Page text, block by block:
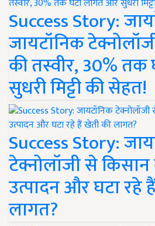
Success Story:
जायटॉनिक
की तस्वीर, 30%
सुधरी मिट्टी की सेहत!
Success Story:
टेक्नोलॉजी से
उत्पादन और घटा रहे
लागत?